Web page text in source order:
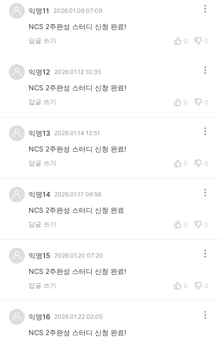
익명11 2026.01.09 07:09
NCS 2주완성 스터디 신청 완료!
답글 쓰기 0 0
익명12 2026.01.12 10:35
NCS 2주완성 스터디 신청 완료!
답글 쓰기 0 0
익명13 2026.01.14 12:51
NCS 2주완성 스터디 신청 완료!
답글 쓰기 0 0
익명14 2026.01.17 06:56
NCS 2주완성 스터디 신청 완료
답글 쓰기 0 0
익명15 2026.01.20 07:20
NCS 2주완성 스터디 신청 완료!
답글 쓰기 0 0
익명16 2026.01.22 02:05
NCS 2주완성 스터디 신청 완료!